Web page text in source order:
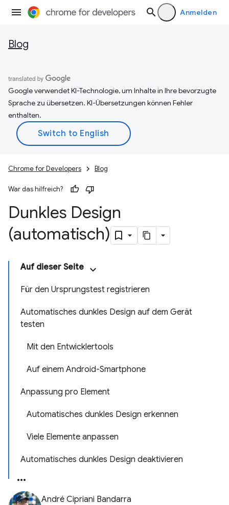
Anmelden
Blog
Google verwendet KI-Technologie, um Inhalte in Ihre bevorzugte
Sprache zu übersetzen. KI-Übersetzungen können Fehler
enthalten.
Chrome for Developers Blog
War das hilfreich?
Dunkles Design
(automatisch)
Auf dieser Seite
Für den Ursprungstest registrieren
Automatisches dunkles Design auf dem Gerät
testen
Mit den Entwicklertools
Auf einem Android-Smartphone
Anpassung pro Element
Automatisches dunkles Design erkennen
Viele Elemente anpassen
Automatisches dunkles Design deaktivieren
André Cipriani Bandarra